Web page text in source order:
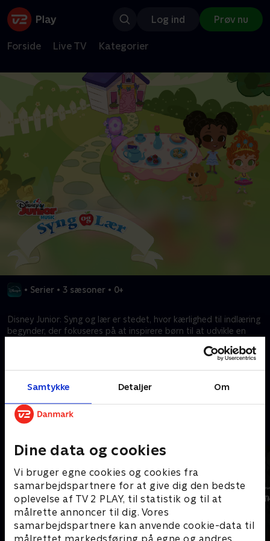
Samtykke Detaljer Om
Dine data og cookies
Vi bruger egne cookies og cookies fra
samarbejdspartnere for at give dig den bedste
oplevelse af TV 2 PLAY, til statistik og til at
målrette annoncer til dig. Vores
samarbejdspartnere kan anvende cookie-data til
Log ind Prøv nu
Forside Live TV Kategorier
• Serier • 3 sæsoner • 0+
Disney Junior: Syng og lær er stedet, hvor kærlighed til indlæring
begynder, der fokuseres på at inspirere børn til at udvikle en
Kræver tilkøb